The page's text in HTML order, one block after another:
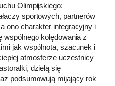
Olimpijskiego:
sportowych, partnerów
ono charakter integracyjny i
wspólnego kolędowania z
jak wspólnota, szacunek i
atmosferze uczestnicy
dzielą się
podsumowują mijający rok